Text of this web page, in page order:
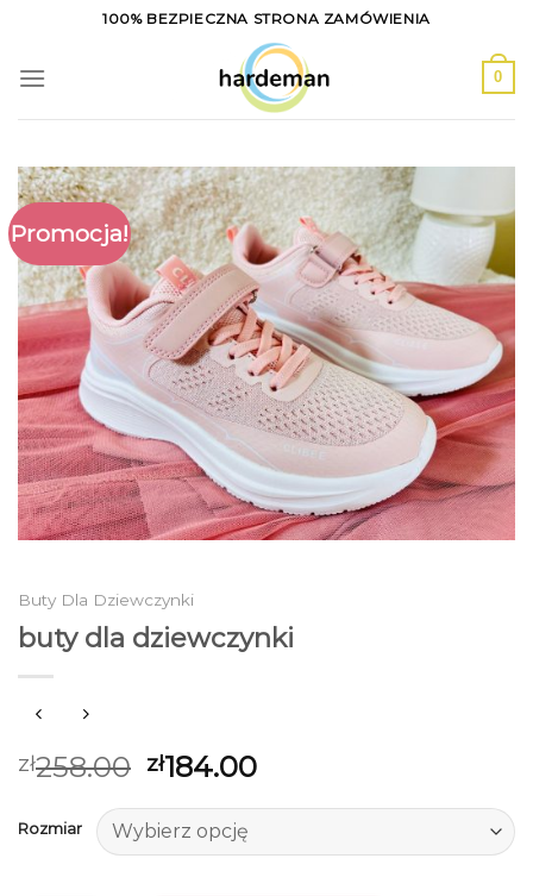
content
100% BEZPIECZNA STRONA ZAMÓWIENIA
0
Promocja!
Buty Dla Dziewczynki
buty dla dziewczynki
zł258.00 zł184.00
Rozmiar